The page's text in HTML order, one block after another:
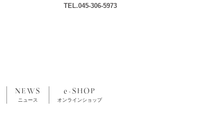
TEL.045-306-5973
NEWS
ニュース
e-SHOP
オンラインショップ